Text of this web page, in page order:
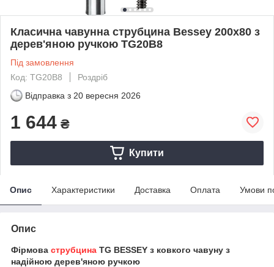
Класична чавунна струбцина Bessey 200x80 з
дерев'яною ручкою TG20B8
Під замовлення
Код: TG20B8
Роздріб
Відправка з 20 вересня 2026
1 644 ₴
Купити
Опис Характеристики Доставка Оплата Умови
Опис
Фірмова струбцина TG BESSEY з ковкого чавуну з
надійною дерев'яною ручкою